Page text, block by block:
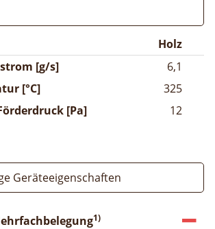
Holz
[g/s]
6,1
[°C]
325
[Pa]
12
Geräteeigenschaften
1)